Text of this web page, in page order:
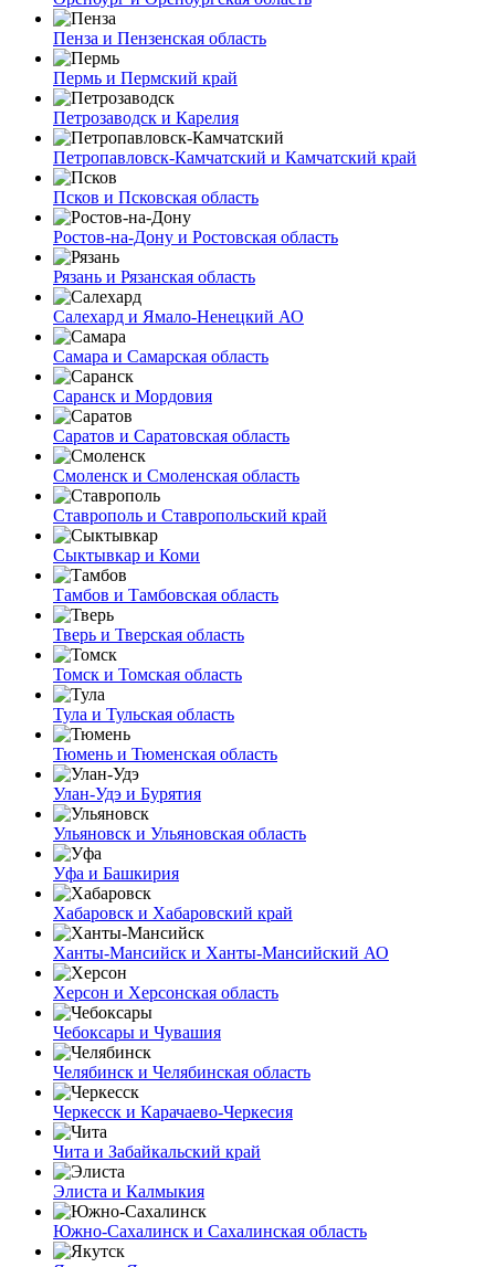
Пенза и Пензенская область
Пермь и Пермский край
Петрозаводск и Карелия
Петропавловск-Камчатский и Камчатский край
Псков и Псковская область
Ростов-на-Дону и Ростовская область
Рязань и Рязанская область
Салехард и Ямало-Ненецкий АО
Самара и Самарская область
Саранск и Мордовия
Саратов и Саратовская область
Смоленск и Смоленская область
Ставрополь и Ставропольский край
Сыктывкар и Коми
Тамбов и Тамбовская область
Тверь и Тверская область
Томск и Томская область
Тула и Тульская область
Тюмень и Тюменская область
Улан-Удэ и Бурятия
Ульяновск и Ульяновская область
Уфа и Башкирия
Хабаровск и Хабаровский край
Ханты-Мансийск и Ханты-Мансийский АО
Херсон и Херсонская область
Чебоксары и Чувашия
Челябинск и Челябинская область
Черкесск и Карачаево-Черкесия
Чита и Забайкальский край
Элиста и Калмыкия
Южно-Сахалинск и Сахалинская область